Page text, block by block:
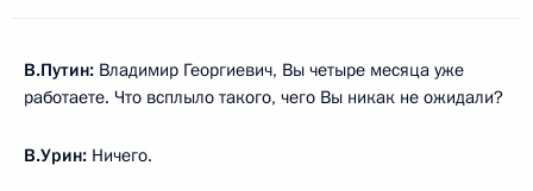
В.Путин: Владимир Георгиевич, Вы четыре месяца уже
работаете. Что всплыло такого, чего Вы никак не ожидали?
В.Урин: Ничего.